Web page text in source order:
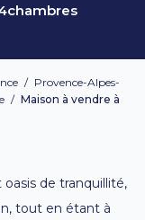
chambres
/ Provence-Alpes-
/ Maison à vendre à
de tranquillité,
tout en étant à